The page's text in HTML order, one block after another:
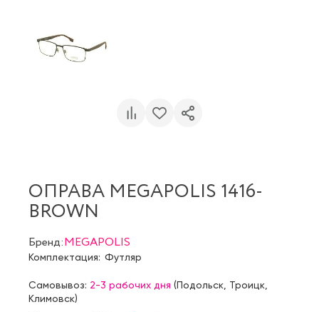
ОПРАВА MEGAPOLIS 1416-
BROWN
Бренд:MEGAPOLIS
Комплектация: Футляр
Самовывоз: 2-3 рабочих дня (Подольск Троицк
Климовск)